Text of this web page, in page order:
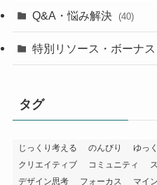
Q&A・悩み解決 (40)
特別リソース・ボーナ
タグ
じっくり考える のんびり ゆっ
クリエイティブ
コミュニティ
デザイン思考
フォーカス マイ